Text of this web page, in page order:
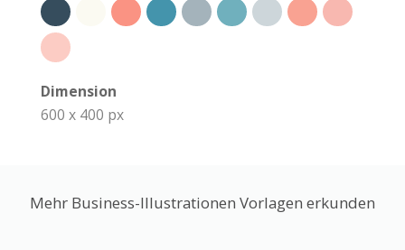
Dimension
600 x 400 px
Mehr Business-Illustrationen Vorlagen erkunden